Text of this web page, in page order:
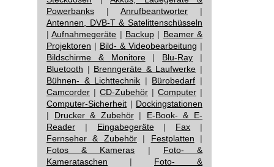
Powerbanks | Anrufbeantworter |
Antennen, DVB-T & Satelittenschüsseln
|Aufnahmegeräte | Backup | Beamer &
Projektoren | Bild- & Videobearbeitung |
Bildschirme & Monitore| Blu-Ray |
Bluetooth | Brenngeräte & Laufwerke |
Bühnen- & Lichttechnik | Bürobedarf |
Camcorder | CD-Zubehör | Computer |
Computer-Sicherheit | Dockingstationen
| Drucker & Zubehör| E-Book- & E-
Reader | Eingabegeräte| Fax |
Fernseher & Zubehör| Festplatten |
Fotos & Kameras | Foto- &
Kamerataschen | Foto- &